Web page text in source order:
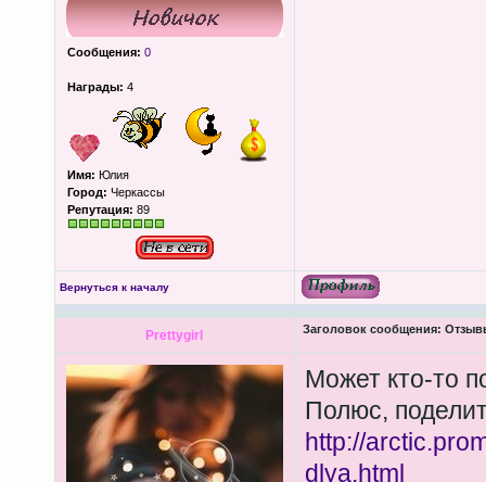
Сообщения: 0
Награды: 4
Имя: Юлия
Город: Черкассы
Репутация: 89
Вернуться к началу
Prettygirl Заголовок сообщения:
Может кто-то
Полюс,
http://
dlya.html